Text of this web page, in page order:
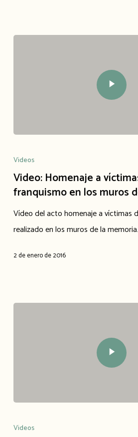
Videos
Video: Homenaje a
franquismo en los muros
Vídeo del acto homenaje a víctimas
realizado en los muros de la
2 de enero de 2016
Videos